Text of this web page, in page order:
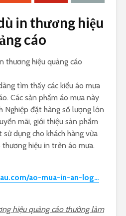
in thương hiệu
cáo
tìm thấy các kiểu áo mưa
Các sản phẩm áo mưa này
Nghiệp đặt hàng số lượng lớn
mãi, giới thiệu sản phẩm
dụng cho khách hàng vừa
hiệu in trên áo mưa.
ao-mua-in-an-log…
hiệu quảng cáo thường làm